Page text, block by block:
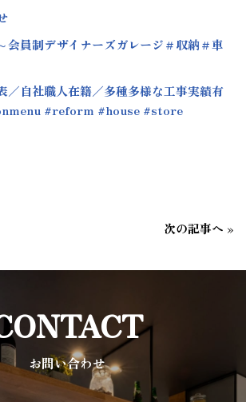
会員制デザイナーズガレージ＃収納＃車
／自社職人在籍／多種多様な工事実績有
#reform #house #store
次の記事へ »
お問い合わせ